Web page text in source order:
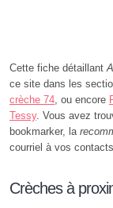
Cette fiche détaillant
ce site dans les
crèche 74, ou encore
Tessy. Vous avez
bookmarker, la
courriel à vos
Crèches à